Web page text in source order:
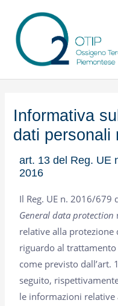
content
Informativa
dati personali
art. 13 del Reg. UE
2016
Il Reg. UE n. 2016/679
General data protection
relative alla protezione
riguardo al
come previsto dall’art.
seguito,
le informazioni